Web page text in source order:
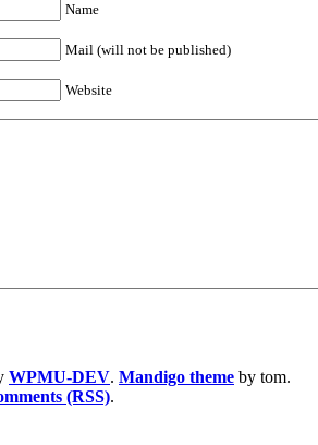
Name
Mail (will not be published)
Website
WPMU-DEV. Mandigo theme by tom.
(RSS).